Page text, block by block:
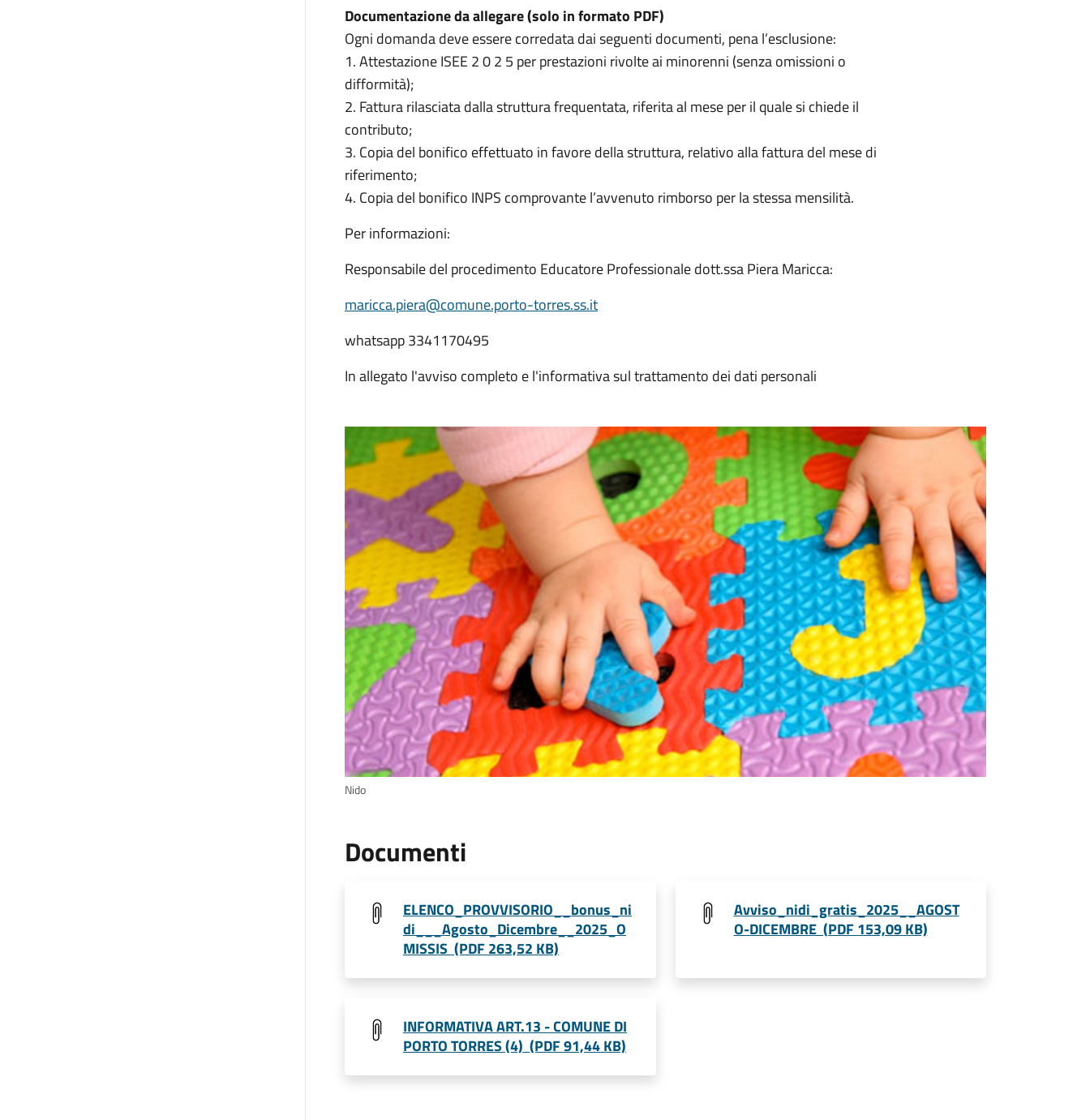
Documentazione da allegare (solo in formato PDF)
Ogni domanda deve essere corredata dai seguenti documenti, pena l’esclusione:
1. Attestazione ISEE 2 0 2 5 per prestazioni rivolte ai minorenni (senza omissioni o
difformità);
2. Fattura rilasciata dalla struttura frequentata, riferita al mese per il quale si chiede il
contributo;
3. Copia del bonifico effettuato in favore della struttura, relativo alla fattura del mese di
riferimento;
4. Copia del bonifico INPS comprovante l’avvenuto rimborso per la stessa mensilità.
Per informazioni:
Responsabile del procedimento Educatore Professionale dott.ssa Piera Maricca:
maricca.piera@comune.porto-torres.ss.it
whatsapp 3341170495
In allegato l'avviso completo e l'informativa sul trattamento dei dati personali
Nido
Documenti
ELENCO_PROVVISORIO__bonus_ni
di___Agosto_Dicembre__2025_O
MISSIS (PDF 263,52 KB)
Avviso_nidi_gratis_2025__AGOST
O-DICEMBRE (PDF 153,09 KB)
INFORMATIVA ART.13 - COMUNE DI
PORTO TORRES (4) (PDF 91,44 KB)